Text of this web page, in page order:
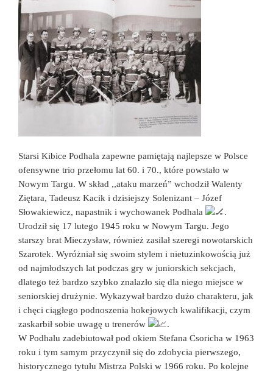
Starsi Kibice Podhala zapewne pamiętają najlepsze w Polsce
ofensywne trio przełomu lat 60. i 70., które powstało w
Nowym Targu. W skład ,,ataku marzeń” wchodził Walenty
Ziętara, Tadeusz Kacik i dzisiejszy Solenizant – Józef
Słowakiewicz, napastnik i wychowanek Podhala
.
Urodził się 17 lutego 1945 roku w Nowym Targu. Jego
starszy brat Mieczysław, również zasilał szeregi nowotarskich
Szarotek. Wyróżniał się swoim stylem i nietuzinkowością już
od najmłodszych lat podczas gry w juniorskich sekcjach,
dlatego też bardzo szybko znalazło się dla niego miejsce w
seniorskiej drużynie. Wykazywał bardzo dużo charakteru, jak
i chęci ciągłego podnoszenia hokejowych kwalifikacji, czym
zaskarbił sobie uwagę u trenerów
.
W Podhalu zadebiutował pod okiem Stefana Csoricha w 1963
roku i tym samym przyczynił się do zdobycia pierwszego,
historycznego tytułu Mistrza Polski w 1966 roku. Po kolejne